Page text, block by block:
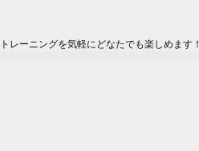
レーニングを気軽にどなたでも楽しめます！